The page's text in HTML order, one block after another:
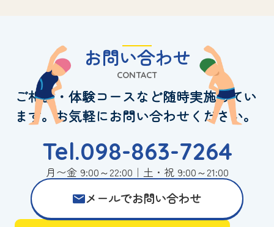
お問い合わせ
CONTACT
ご相談・体験コースなど随時実施してい
ます。お気軽にお問い合わせください。
Tel.098-863-7264
月〜金 9:00～22:00｜土・祝 9:00～21:00
メールでお問い合わせ